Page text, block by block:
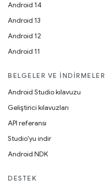
Android 14
Android 13
Android 12
Android 11
BELGELER VE İNDIRMELER
Android Studio kılavuzu
Geliştirici kılavuzları
API referansı
Studio'yu indir
Android NDK
DESTEK